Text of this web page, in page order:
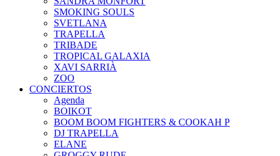
SMOKING SOULS
SVETLANA
TRAPELLA
TRIBADE
TROPICAL GALAXIA
XAVI SARRIÀ
ZOO
CONCIERTOS
Agenda
BOIKOT
BOOM BOOM FIGHTERS & COOKAH P
DJ TRAPELLA
ELANE